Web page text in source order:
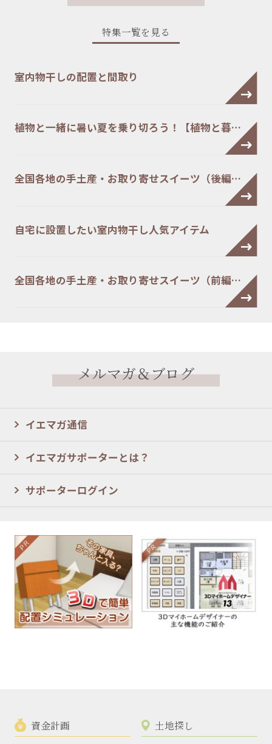
特集一覧を見る
室内物干しの配置と間取り
植物と一緒に暑い夏を乗り切ろう！【植物と暮…
全国各地の手土産・お取り寄せスイーツ（後編…
自宅に設置したい室内物干し人気アイテム
全国各地の手土産・お取り寄せスイーツ（前編…
メルマガ＆ブログ
イエマガ通信
イエマガサポーターとは？
サポーターログイン
資金計画 土地探し